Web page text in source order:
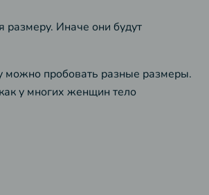
размеру. Иначе они будут
можно пробовать разные размеры.
у многих женщин тело